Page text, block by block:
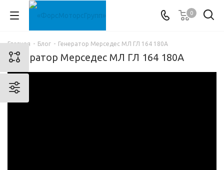
0
Главная - Блог - Генератор Мерседес МЛ ГЛ 164 180А
Генератор Мерседес МЛ ГЛ 164 180А